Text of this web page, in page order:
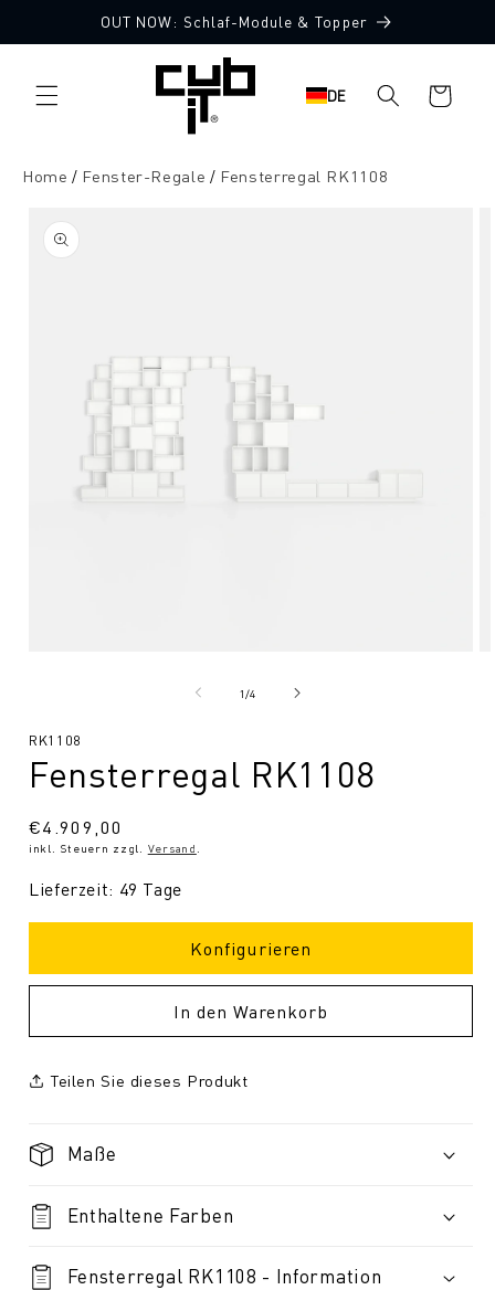
Inhalt
OUT NOW: Schlaf-Module & Topper
DE Warenkorb
Home Fenster-Regale Fensterregal RK1108
1/von
4
SKU:
RK1108
Fensterregal RK1108
Normaler
Preis
€4.909,00
inkl. Steuern zzgl. Versand
Lieferzeit: 49 Tage
Konfigurieren
In den Warenkorb
Teilen Sie dieses Produkt
Maße
Enthaltene Farben
Fensterregal RK1108 - Information